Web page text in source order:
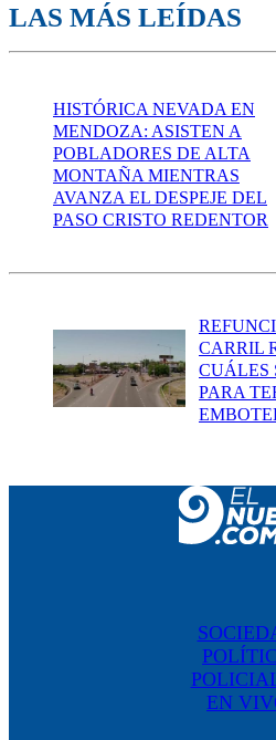
LAS MÁS LEÍDAS
HISTÓRICA NEVADA EN
MENDOZA: ASISTEN A
POBLADORES DE ALTA
MONTAÑA MIENTRAS
AVANZA EL DESPEJE DEL
PASO CRISTO REDENTOR
CARRIL
CUÁLES
PARA
EN